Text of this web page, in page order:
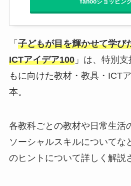
Yahooショッピン
「 子どもが目を輝かせて学び
ICTアイデア100」は、特別
もに向けた教材・教具・ICT
本。
各教科ごとの教材や日常生活
ソーシャルスキルについてな
のヒントについて詳しく解説